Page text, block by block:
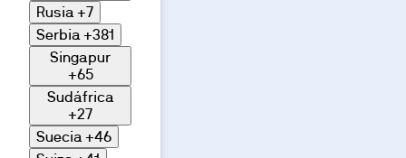
Rusia+7
Serbia+381
Singapur
+65
Sudáfrica
+27
Suecia+46